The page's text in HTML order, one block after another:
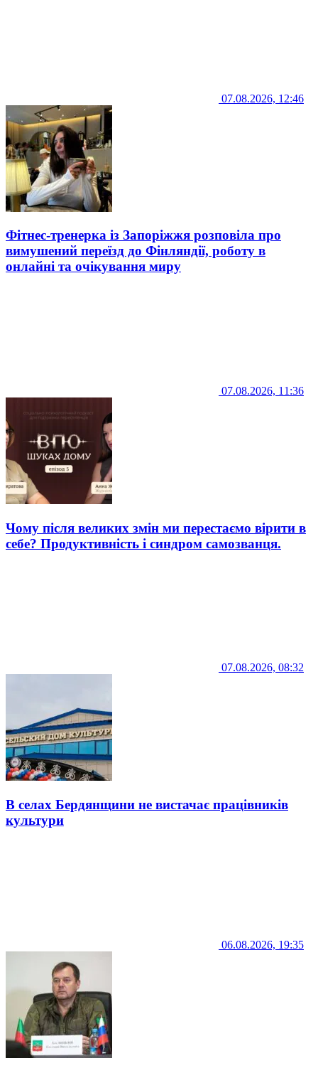
07.08.2026, 12:46
Фітнес-тренерка із Запоріжжя розповіла про
вимушений переїзд до Фінляндії, роботу в
онлайні та очікування миру
07.08.2026, 11:36
Чому після великих змін ми перестаємо вірити в
себе? Продуктивність і синдром самозванця.
07.08.2026, 08:32
В селах Бердянщини не вистачає працівників
культури
06.08.2026, 19:35